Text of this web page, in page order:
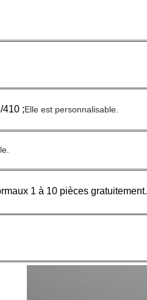
410 ;Elle est personnalisable.
1 à 10 pièces gratuitement.